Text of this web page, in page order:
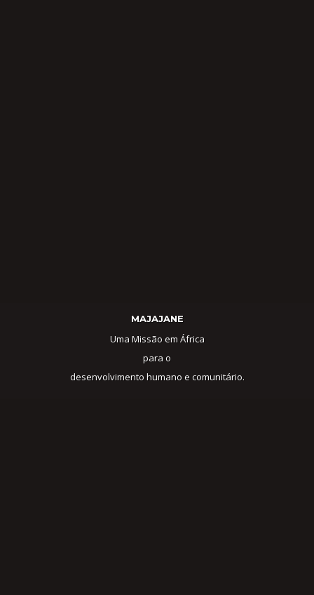
MAJAJANE
Uma Missão em África
para o
desenvolvimento humano e comunitário.